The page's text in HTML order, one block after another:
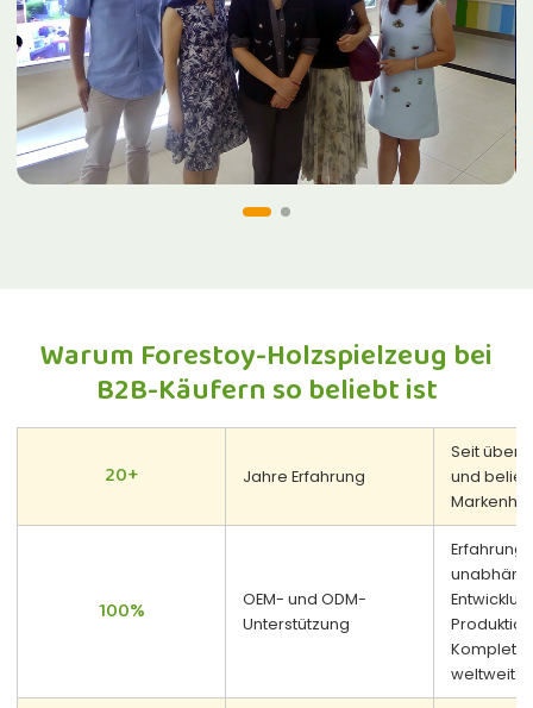
Warum Forestoy-Holzspielzeug bei
B2B-Käufern so beliebt ist
20+ Jahre Erfahrung
Seit über
und
100%
OEM- und ODM-
Unterstützung
Erfahrung